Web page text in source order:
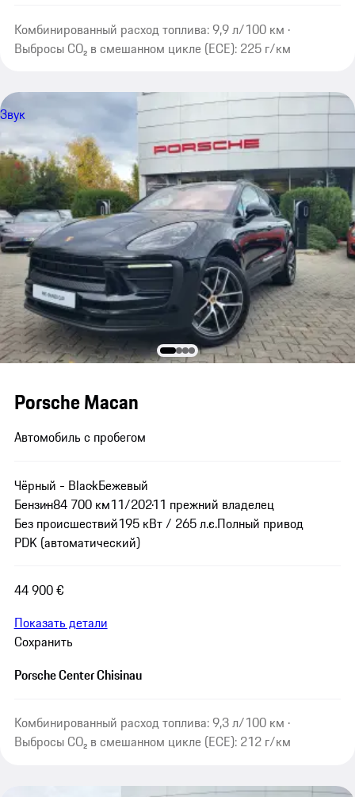
Комбинированный расход топлива: 9,9 л/100 км ·
Выбросы CO₂ в смешанном цикле (ECE): 225 г/км
Звук
Porsche Macan
Автомобиль с пробегом
Чёрный - BlackБежевый
Бензин84 700 км11/20211 прежний владелец
Без происшествий195 кВт / 265 л.с.Полный привод
PDK (автоматический)
44 900 €
Показать детали
Сохранить
Porsche Center Chisinau
Комбинированный расход топлива: 9,3 л/100 км ·
Выбросы CO₂ в смешанном цикле (ECE): 212 г/км